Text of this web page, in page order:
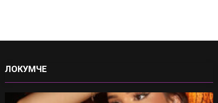
ЛОКУМЧЕ